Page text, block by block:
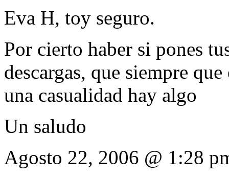
Eva H, toy seguro.
Por cierto haber si pones
descargas, que siempre
una casualidad hay algo
Un saludo
Agosto 22, 2006 @ 1:28